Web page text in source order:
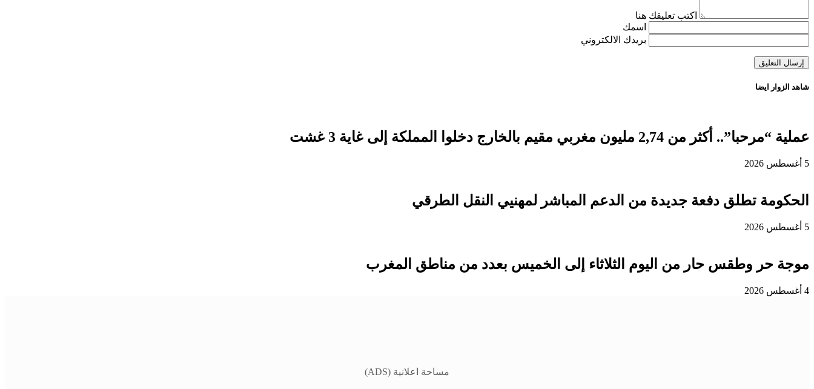
اكتب تعليقك هنا
اسمك
بريدك الالكتروني
شاهد الزوار ايضا
عملية “مرحبا”.. أكثر من 2,74 مليون مغربي مقيم بالخارج دخلوا المملكة إلى غاية 3 غشت
5 أغسطس 2026
الحكومة تطلق دفعة جديدة من الدعم المباشر لمهنيي النقل الطرقي
5 أغسطس 2026
موجة حر وطقس حار من اليوم الثلاثاء إلى الخميس بعدد من مناطق المغرب
4 أغسطس 2026
مساحة اعلانية (ADS)